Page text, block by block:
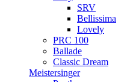
SRV
Bellissima
Lovely
PRC 100
Ballade
Classic Dream
Meistersinger